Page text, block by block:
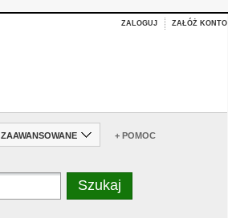
ZALOGUJ ZAŁÓŻ KONTO
ZAAWANSOWANE + POMOC